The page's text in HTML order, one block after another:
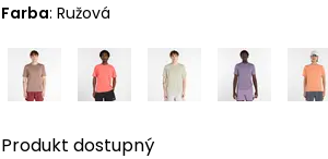
Farba: Ružová
Produkt dostupný